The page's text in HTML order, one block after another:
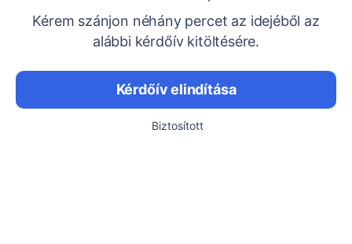
Kérem szánjon néhány percet az idejéből az
alábbi kérdőív kitöltésére.
Kérdőív elindítása
Biztosított